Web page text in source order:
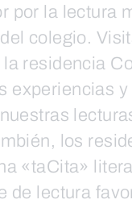
por la lectura
colegio.
residencia
experiencias
los
«taCita»
de lectura